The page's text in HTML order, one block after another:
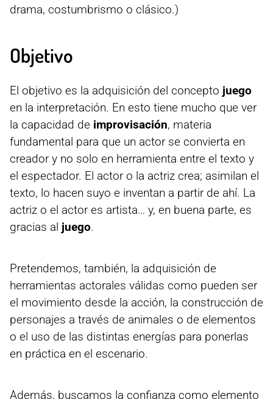
drama, costumbrismo o clásico.)
Objetivo
El objetivo es la adquisición del concepto juego
en la interpretación. En esto tiene mucho que ver
la capacidad de improvisación, materia
fundamental para que un actor se convierta en
creador y no solo en herramienta entre el texto y
el espectador. El actor o la actriz crea; asimilan el
texto, lo hacen suyo e inventan a partir de ahí. La
actriz o el actor es artista… y, en buena parte, es
gracias al juego.
Pretendemos, también, la adquisición de
herramientas actorales válidas como pueden ser
el movimiento desde la acción, la construcción de
personajes a través de animales o de elementos
o el uso de las distintas energías para ponerlas
en práctica en el escenario.
Además, buscamos la confianza como elemento